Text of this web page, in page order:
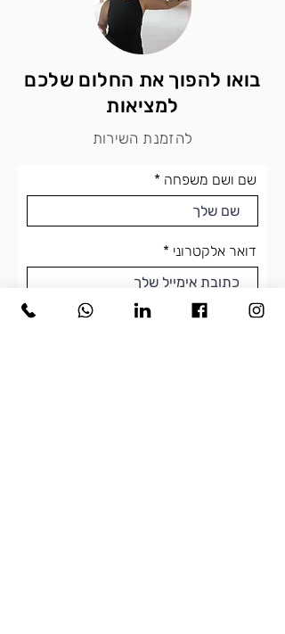
בואו להפוך את החלום שלכם
למציאות
להזמנת השירות
שם ושם משפחה
דואר אלקטרוני
מספר טלפון